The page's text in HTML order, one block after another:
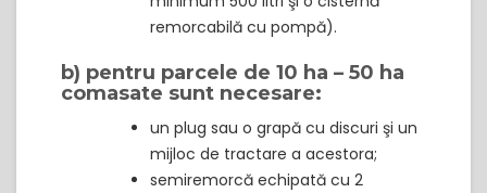
remorcabilă cu pompă).
b) pentru parcele de 10 ha – 50 ha
comasate sunt necesare:
un plug sau o grapă cu discuri şi un
mijloc de tractare a acestora;
semiremorcă echipată cu 2